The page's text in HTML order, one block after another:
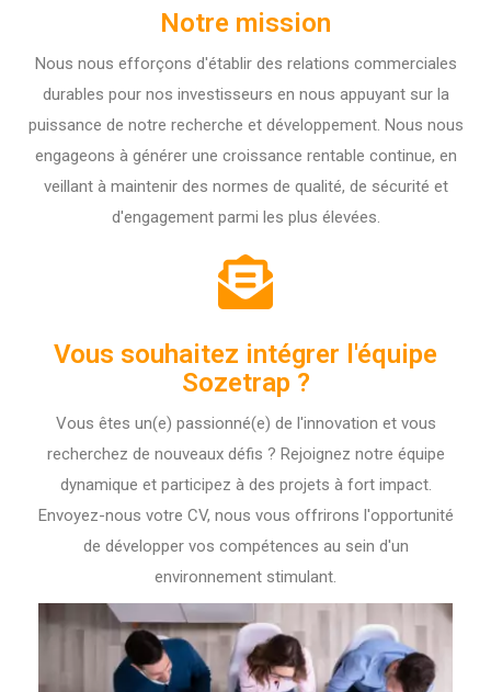
Notre mission
Nous nous efforçons d'établir des relations commerciales
durables pour nos investisseurs en nous appuyant sur la
puissance de notre recherche et développement. Nous nous
engageons à générer une croissance rentable continue, en
veillant à maintenir des normes de qualité, de sécurité et
d'engagement parmi les plus élevées.
Vous souhaitez intégrer l'équipe
Sozetrap ?
Vous êtes un(e) passionné(e) de l'innovation et vous
recherchez de nouveaux défis ? Rejoignez notre équipe
dynamique et participez à des projets à fort impact.
Envoyez-nous votre CV, nous vous offrirons l'opportunité
de développer vos compétences au sein d'un
environnement stimulant.